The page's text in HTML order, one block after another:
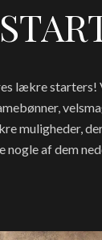
lækre starters!
muligheder,
nogle af dem